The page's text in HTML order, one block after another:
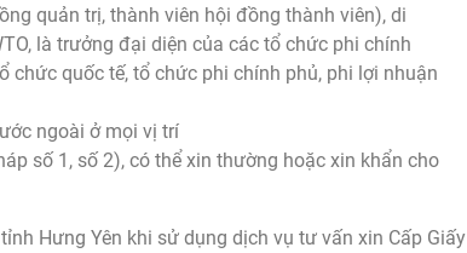
quản trị, thành viên hội đồng thành viên), di
là trưởng đại diện của các tổ chức phi chính
chức quốc tế, tổ chức phi chính phủ, phi lợi nhuận
ngoài ở mọi vị trí
số 1, số 2), có thể xin thường hoặc xin khẩn cho
Hưng Yên khi sử dụng dịch vụ tư vấn xin Cấp Giấy